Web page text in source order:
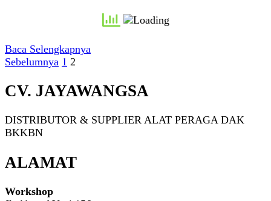
Baca Selengkapnya
Paginasi
pos
Sebelumnya Halaman
1 Halaman
2
CV. JAYAWANGSA
DISTRIBUTOR & SUPPLIER ALAT PERAGA DAK
BKKBN
ALAMAT
Workshop